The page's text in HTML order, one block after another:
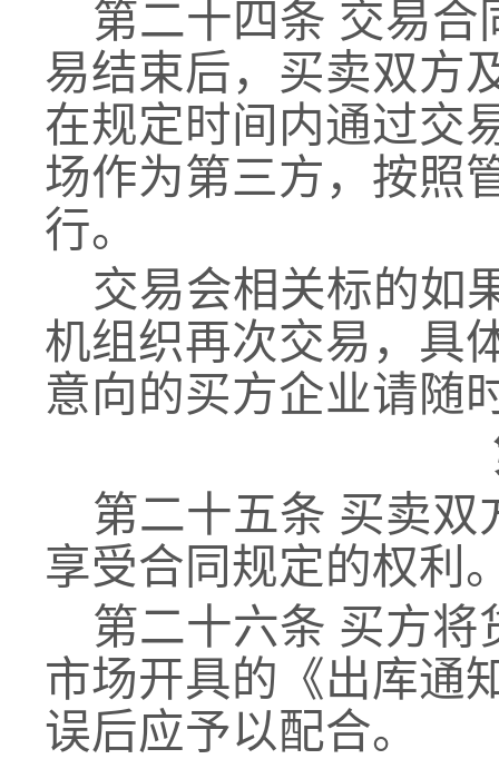
第二十四条 交易合
易结束后，买卖双方
在规定时间内通过交
场作为第三方，按照
行。
交易会相关标的如
机组织再次交易，具
意向的买方企业请随
第二十五条 买卖双
享受合同规定的权利
第二十六条 买方将
市场开具的《出库通
误后应予以配合。